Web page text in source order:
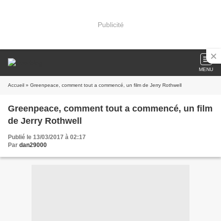
Publicité
MENU
Accueil » Greenpeace, comment tout a commencé, un film de Jerry Rothwell
Greenpeace, comment tout a commencé, un film
de Jerry Rothwell
Publié le 13/03/2017 à 02:17
Par dan29000